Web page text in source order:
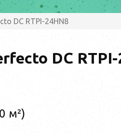
DC RTPI-24HN8
DC RTPI-
м²)